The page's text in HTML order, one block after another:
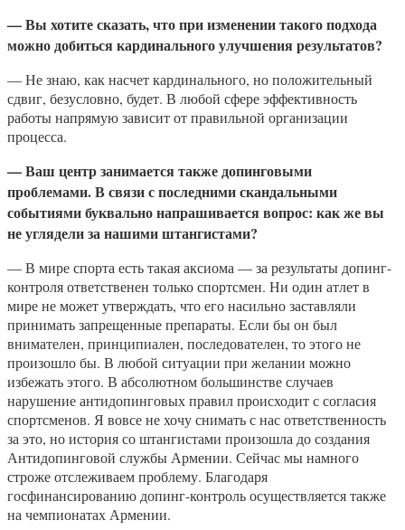
— Вы хотите сказать, что при изменении такого подхода
можно добиться кардинального улучшения результатов?
— Не знаю, как насчет кардинального, но положительный
сдвиг, безусловно, будет. В любой сфере эффективность
работы напрямую зависит от правильной организации
процесса.
— Ваш центр занимается также допинговыми
проблемами. В связи с последними скандальными
событиями буквально напрашивается вопрос: как же вы
не углядели за нашими штангистами?
— В мире спорта есть такая аксиома — за результаты допинг-
контроля ответственен только спортсмен. Ни один атлет в
мире не может утверждать, что его насильно заставляли
принимать запрещенные препараты. Если бы он был
внимателен, принципиален, последователен, то этого не
произошло бы. В любой ситуации при желании можно
избежать этого. В абсолютном большинстве случаев
нарушение антидопинговых правил происходит с согласия
спортсменов. Я вовсе не хочу снимать с нас ответственность
за это, но история со штангистами произошла до создания
Антидопинговой службы Армении. Сейчас мы намного
строже отслеживаем проблему. Благодаря
госфинансированию допинг-контроль осуществляется также
на чемпионатах Армении.